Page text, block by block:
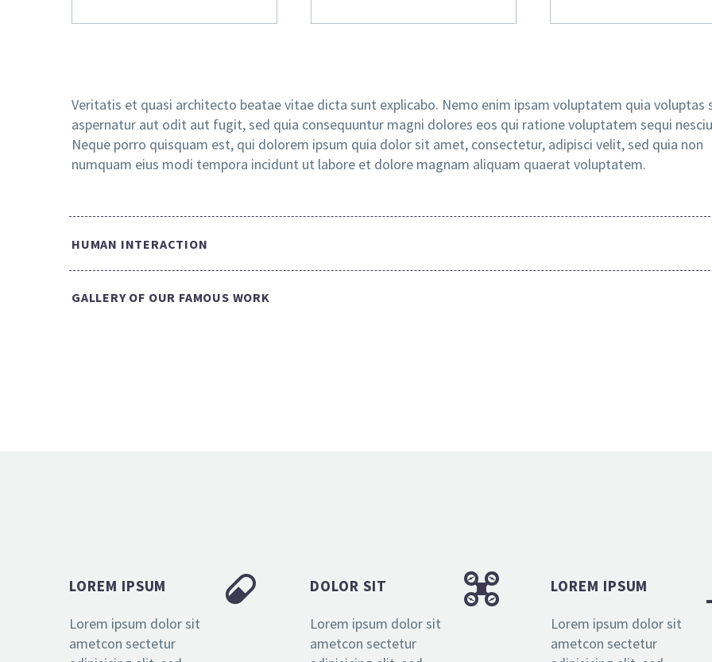
Veritatis et quasi architecto beatae vitae dicta sunt explicabo. Nemo enim ipsam voluptatem quia voluptas
aspernatur aut odit aut fugit, sed quia consequuntur magni dolores eos qui ratione voluptatem sequi
Neque porro quisquam est, qui dolorem ipsum quia dolor sit amet, consectetur, adipisci velit, sed quia non
numquam eius modi tempora incidunt ut labore et dolore magnam aliquam quaerat voluptatem.
HUMAN INTERACTION
GALLERY OF OUR FAMOUS WORK


LOREM IPSUM
Lorem ipsum dolor sit
ametcon sectetur


DOLOR SIT
Lorem ipsum dolor sit
ametcon sectetur
LOREM IPSUM
Lorem ipsum dolor sit
ametcon sectetur